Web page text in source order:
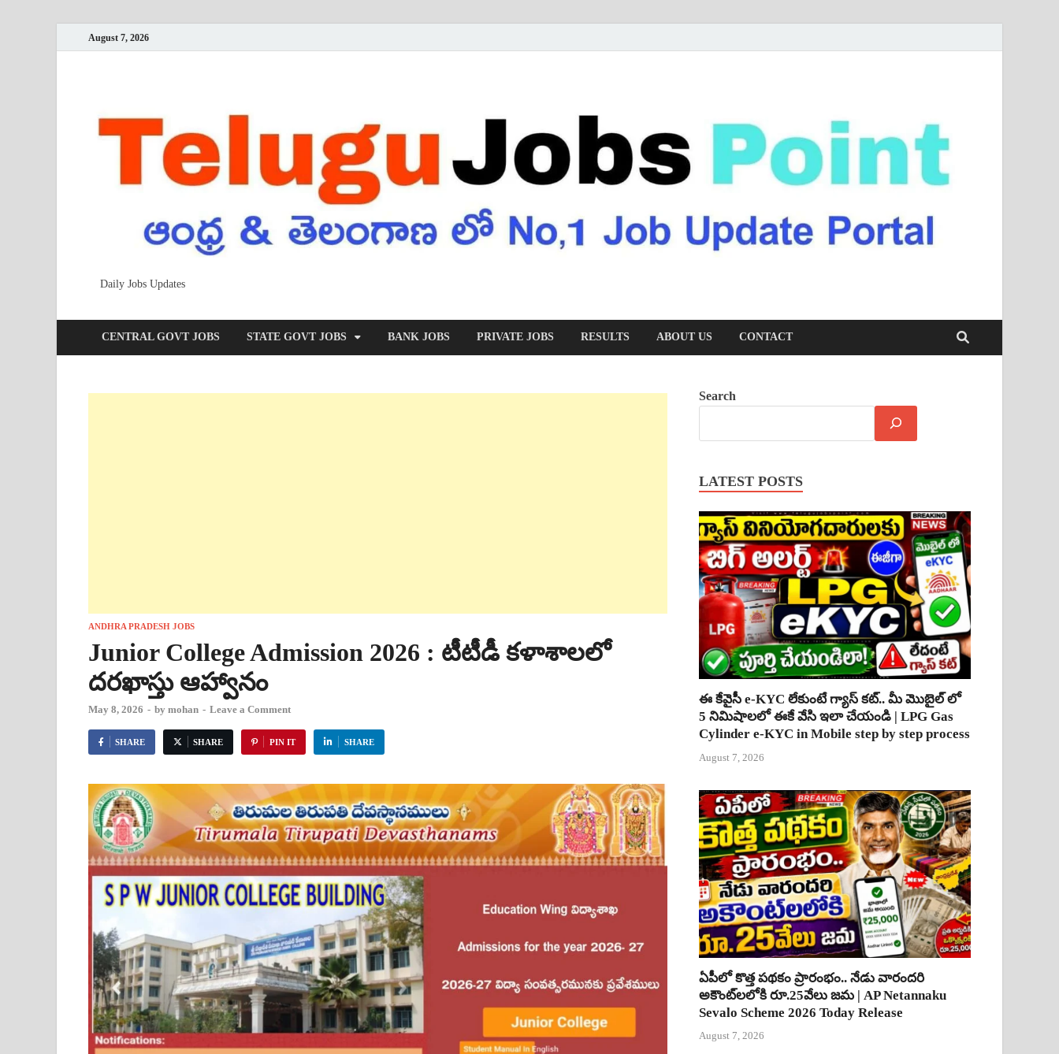
August 7, 2026
Daily Jobs Updates
CENTRAL GOVT JOBS STATE GOVT JOBS BANK JOBS PRIVATE JOBS RESULTS ABOUT US CONTACT
ANDHRA PRADESH JOBS
Junior College Admission 2026 : టీటీడీ కళాశాలలో
దరఖాస్తు ఆహ్వానం
May 8, 2026 - by mohan - Leave a Comment
SHARE SHARE PIN IT SHARE
Search
LATEST POSTS
ఈ కేవైసీ e-KYC లేకుంటే గ్యాస్ కట్.. మీ మొబైల్ లో
5 నిమిషాలలో ఈకే వేసి ఇలా చేయండి | LPG Gas
Cylinder e-KYC in Mobile step by step process
August 7, 2026
ఏపీలో కొత్త పథకం ప్రారంభం.. నేడు వారందరి
అకౌంట్‌లలోకి రూ.25వేలు జమ | AP Netannaku
Sevalo Scheme 2026 Today Release
August 7, 2026